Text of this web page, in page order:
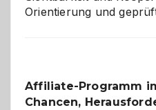
Orientierung und
Affiliate-Programm
Chancen,